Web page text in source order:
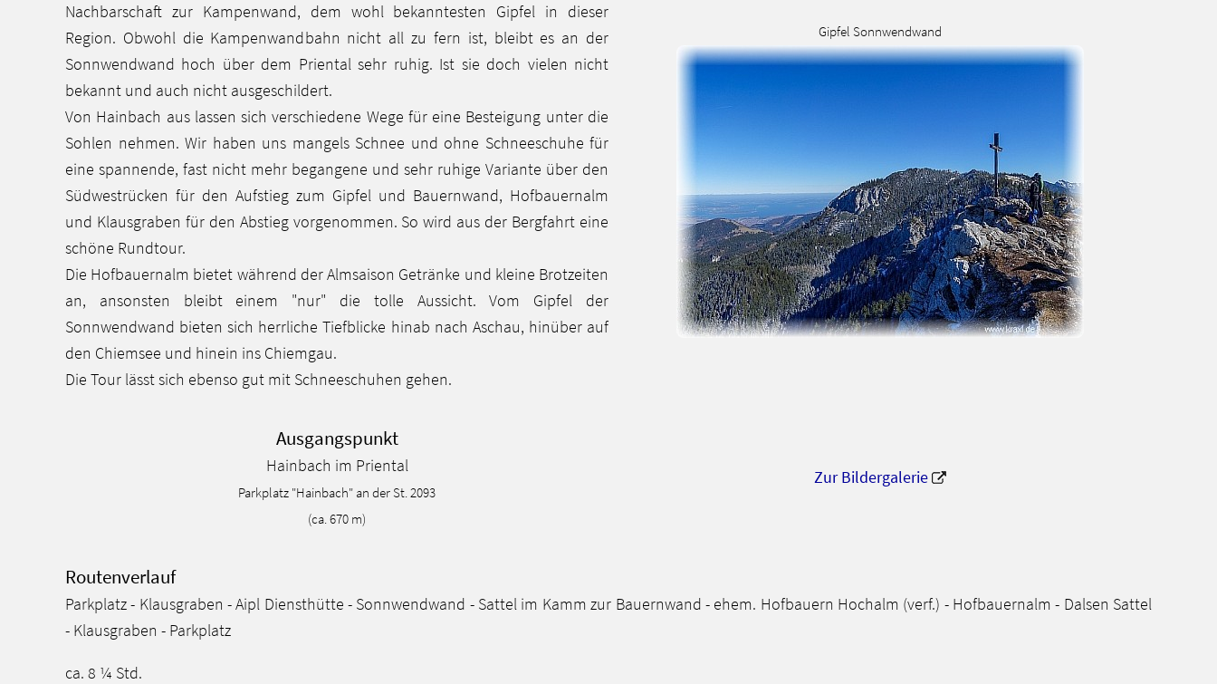
Nachbarschaft zur Kampenwand, dem wohl bekanntesten Gipfel in dieser
Region. Obwohl die Kampenwandbahn nicht all zu fern ist, bleibt es an der
Sonnwendwand hoch über dem Priental sehr ruhig. Ist sie doch vielen nicht
bekannt und auch nicht ausgeschildert.
Von Hainbach aus lassen sich verschiedene Wege für eine Besteigung unter die
Sohlen nehmen. Wir haben uns mangels Schnee und ohne Schneeschuhe für
eine spannende, fast nicht mehr begangene und sehr ruhige Variante über den
Südwestrücken für den Aufstieg zum Gipfel und Bauernwand, Hofbauernalm
und Klausgraben für den Abstieg vorgenommen. So wird aus der Bergfahrt eine
schöne Rundtour.
Die Hofbauernalm bietet während der Almsaison Getränke und kleine Brotzeiten
an, ansonsten bleibt einem "nur" die tolle Aussicht. Vom Gipfel der
Sonnwendwand bieten sich herrliche Tiefblicke hinab nach Aschau, hinüber auf
den Chiemsee und hinein ins Chiemgau.
Die Tour lässt sich ebenso gut mit Schneeschuhen gehen.
Gipfel Sonnwendwand
Ausgangspunkt
Hainbach im Priental
Parkplatz "Hainbach" an der St. 2093
(ca. 670 m)
Zur Bildergalerie
Routenverlauf
Parkplatz - Klausgraben - Aipl Diensthütte - Sonnwendwand - Sattel im Kamm zur Bauernwand - ehem. Hofbauern Hochalm (verf.) - Hofbauernalm - Dalsen Sattel
- Klausgraben - Parkplatz
ca. 8 ¼ Std.